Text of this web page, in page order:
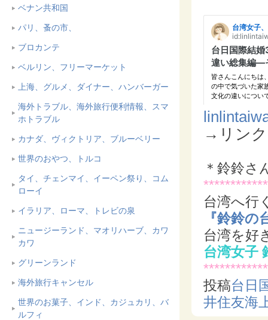
ベナン共和国
パリ、蚤の市、
ブロカンテ
ベルリン、フリーマーケット
上海、グルメ、ダイナー、ハンバーガー
海外トラブル、海外旅行便利情報、スマ
ホトラブル
カナダ、ヴィクトリア、ブルーベリー
世界のおやつ、トルコ
タイ、チェンマイ、イーペン祭り、コム
ローイ
イラリア、ローマ、トレビの泉
ニュージーランド、マオリハーブ、カワ
カワ
グリーンランド
海外旅行キャンセル
世界のお菓子、インド、カジュカリ、バ
ルフィ
l
→リン
＊鈴鈴さ
台湾へ行
『鈴鈴
台湾を好
台湾女子
投稿台日
井住友海